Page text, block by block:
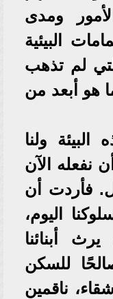
ومدى
البيئية
لم تذهب
هو أبعد من
ولنا
نفعله الآن
فأردت أن
اليوم،
أبنائنا
للسكن
ناقمين